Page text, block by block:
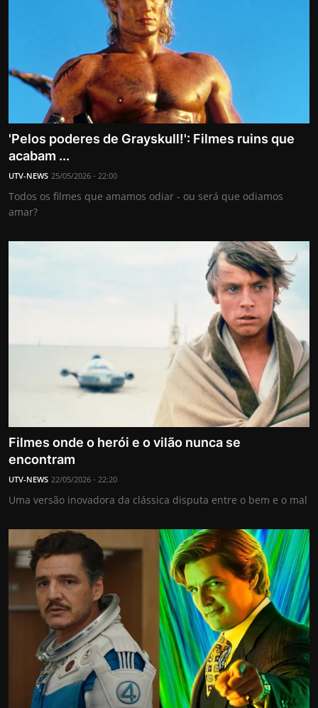
'Pelos poderes de Grayskull!': Filmes ruins que
acabam ...
UTV-NEWS 25/05/2026 - 22:00
Todos os filmes que amamos odiar - ou será que odiamos
amar?
Filmes onde o herói e o vilão nunca se
encontram
UTV-NEWS 22/05/2026 - 22:20
Uma versão inovadora da clássica disputa entre o bem e o mal